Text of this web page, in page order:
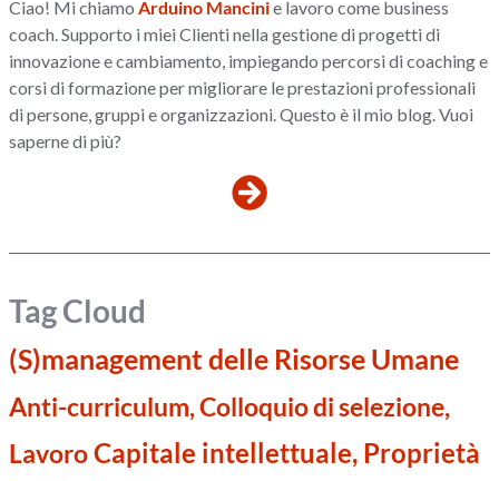
Ciao! Mi chiamo Arduino Mancinie lavoro come business
coach. Supporto i miei Clienti nella gestione di progetti di
innovazione e cambiamento, impiegando percorsi di coaching e
corsi di formazione per migliorare le prestazioni professionali
di persone, gruppi e organizzazioni. Questo è il mio blog. Vuoi
saperne di più?
Tag Cloud
(S)management delle Risorse Umane
Anti-curriculum, Colloquio di selezione,
LavoroCapitale intellettuale, Proprietà